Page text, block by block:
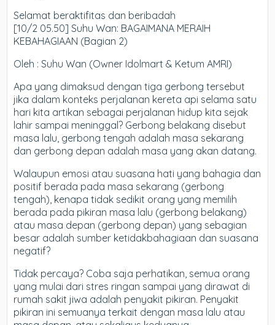
Selamat beraktifitas dan beribadah
[10/2 05.50] Suhu Wan: BAGAIMANA MERAIH
KEBAHAGIAAN (Bagian 2)
Oleh : Suhu Wan (Owner Idolmart & Ketum AMRI)
Apa yang dimaksud dengan tiga gerbong tersebut
jika dalam konteks perjalanan kereta api selama satu
hari kita artikan sebagai perjalanan hidup kita sejak
lahir sampai meninggal? Gerbong belakang disebut
masa lalu, gerbong tengah adalah masa sekarang
dan gerbong depan adalah masa yang akan datang.
Walaupun emosi atau suasana hati yang bahagia dan
positif berada pada masa sekarang (gerbong
tengah), kenapa tidak sedikit orang yang memilih
berada pada pikiran masa lalu (gerbong belakang)
atau masa depan (gerbong depan) yang sebagian
besar adalah sumber ketidakbahagiaan dan suasana
negatif?
Tidak percaya? Coba saja perhatikan, semua orang
yang mulai dari stres ringan sampai yang dirawat di
rumah sakit jiwa adalah penyakit pikiran. Penyakit
pikiran ini semuanya terkait dengan masa lalu atau